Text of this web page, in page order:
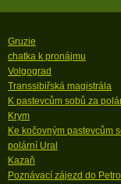
Gruzie
chatka k pronájmu
Volgograd
Transsibiřská magistrála
K pastevcům sobů za
Krym
Ke kočovným pastevcům
polární Ural
Kazaň
Poznávací zájezd do